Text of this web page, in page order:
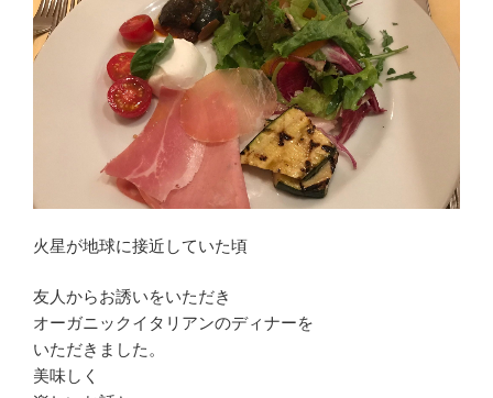
も
の
作
し
し
た。”
の
火星が地球に接近していた頃
友人からお誘いをいただき
オーガニックイタリアンのディナーを
いただきました。
美味しく